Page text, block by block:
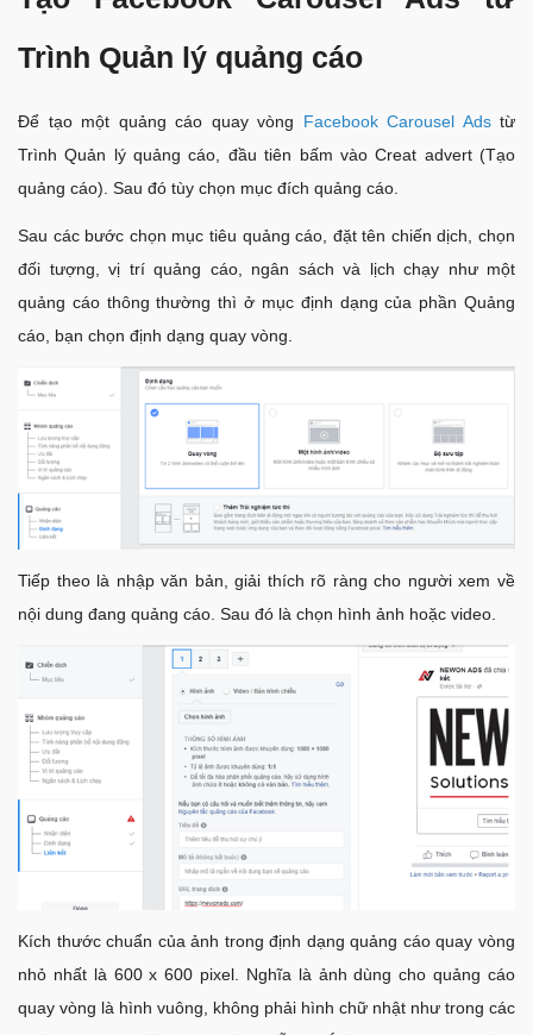
Trình Quản lý quảng cáo
Để tạo một quảng cáo quay vòng Facebook Carousel Ads từ
Trình Quản lý quảng cáo, đầu tiên bấm vào Creat advert (Tạo
quảng cáo). Sau đó tùy chọn mục đích quảng cáo.
Sau các bước chọn mục tiêu quảng cáo, đặt tên chiến dịch, chọn
đối tượng, vị trí quảng cáo, ngân sách và lịch chạy như một
quảng cáo thông thường thì ở mục định dạng của phần Quảng
cáo, bạn chọn định dạng quay vòng.
Tiếp theo là nhập văn bản, giải thích rõ ràng cho người xem về
nội dung đang quảng cáo. Sau đó là chọn hình ảnh hoặc video.
Kích thước chuẩn của ảnh trong định dạng quảng cáo quay vòng
nhỏ nhất là 600 x 600 pixel. Nghĩa là ảnh dùng cho quảng cáo
quay vòng là hình vuông, không phải hình chữ nhật như trong các